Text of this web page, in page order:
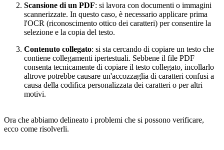
Scansione di un PDF: si lavora con documenti o immagini
scannerizzate. In questo caso, è necessario applicare prima
l'OCR (riconoscimento ottico dei caratteri) per consentire la
selezione e la copia del testo.
Contenuto collegato: si sta cercando di copiare un testo che
contiene collegamenti ipertestuali. Sebbene il file PDF
consenta tecnicamente di copiare il testo collegato, incollarlo
altrove potrebbe causare un'accozzaglia di caratteri confusi a
causa della codifica personalizzata dei caratteri o per altri
motivi.
Ora che abbiamo delineato i problemi che si possono verificare,
ecco come risolverli.